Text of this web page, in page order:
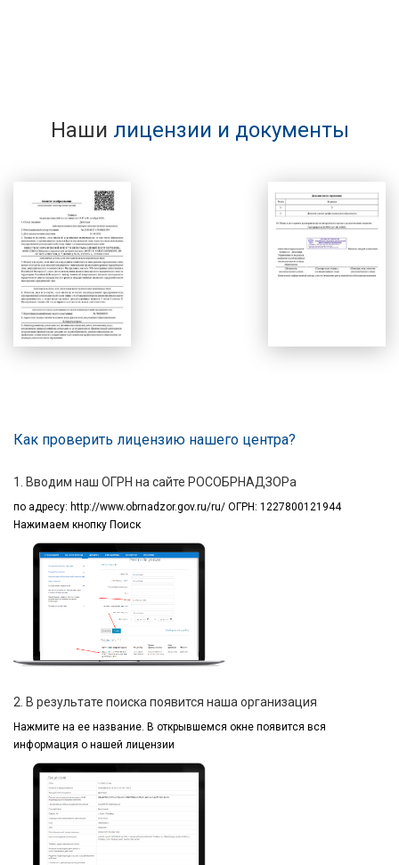
Наши лицензии и документы
Как проверить лицензию нашего центра?
1. Вводим наш ОГРН на сайте РОСОБРНАДЗОРа
по адресу: http://www.obrnadzor.gov.ru/ru/ ОГРН: 1227800121944
Нажимаем кнопку Поиск
2. В результате поиска появится наша организация
Нажмите на ее название. В открывшемся окне появится вся
информация о нашей лицензии